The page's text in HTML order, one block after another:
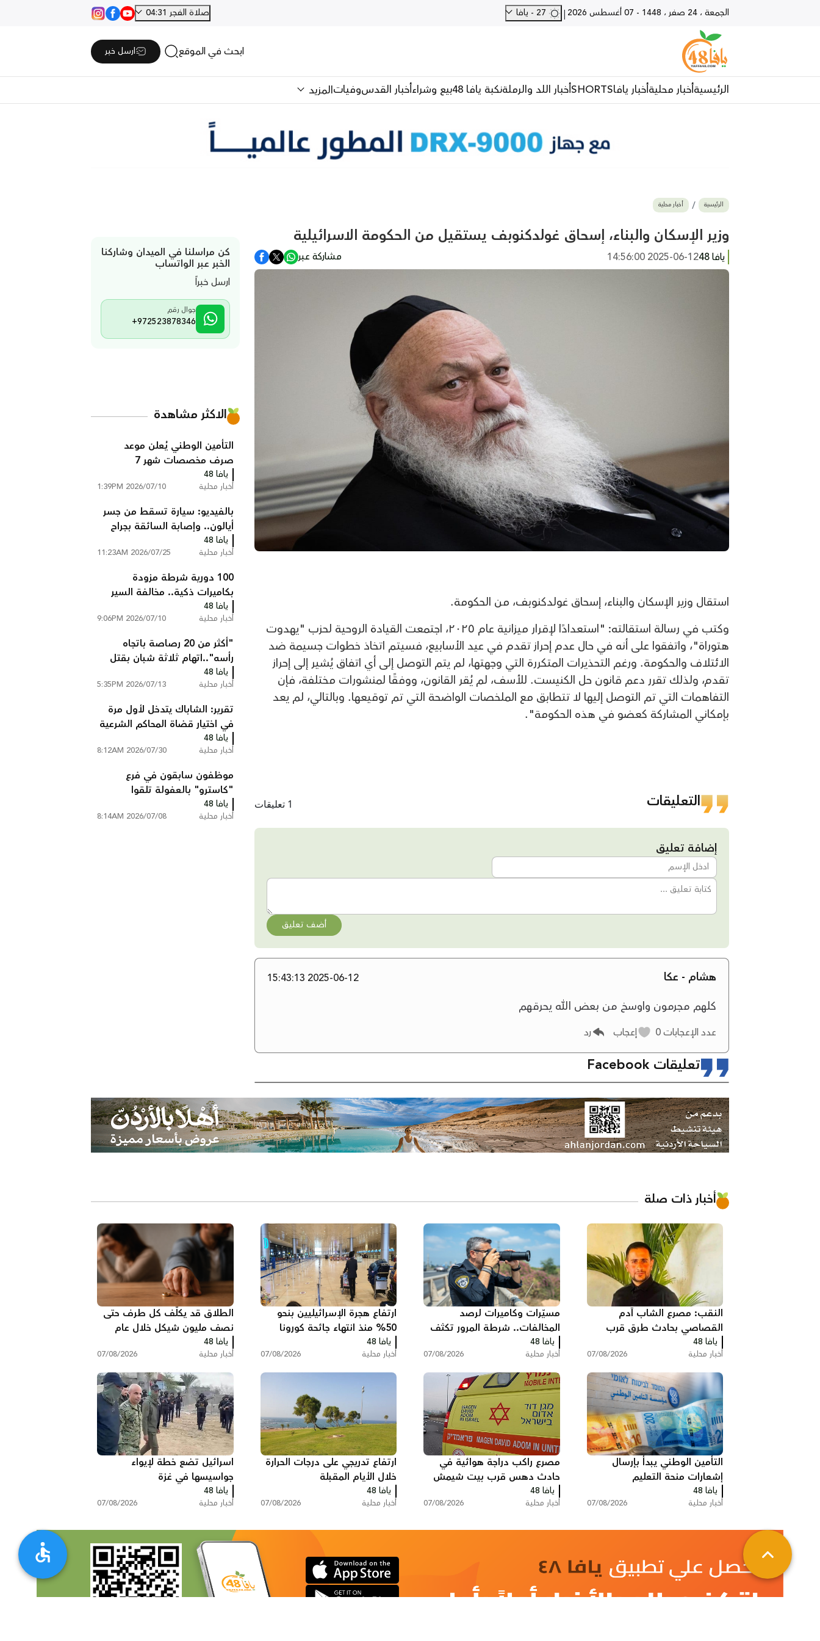
الجمعة ، 24 صفر ، 1448 - 07 أغسطس 2026 | صلاة الفجر 04:31
ابحث في الموقع ارسل خبر
الرئيسيةأخبار محليةأخبار يافاSHORTSأخبار اللد والرملةنكبة يافا 48 بيع وشراءأخبار القدسوفياتالمزيد
الرئيسية أخبار محلية
وزير الإسكان والبناء، إسحاق غولدكنوبف يستقيل من الحكومة الاسرائيلية
يافا 48 2025-06-12 14:56:00 مشاركة عبر
استقال وزير الإسكان والبناء، إسحاق غولدكنوبف، من الحكومة.
وكتب في رسالة استقالته: "استعدادًا لإقرار ميزانية عام ٢٠٢٥، اجتمعت القيادة الروحية لحزب "يهدوت
هتوراة"، واتفقوا على أنه في حال عدم إحراز تقدم في عيد الأسابيع، فسيتم اتخاذ خطوات جسيمة ضد
الائتلاف والحكومة. ورغم التحذيرات المتكررة التي وجهتها، لم يتم التوصل إلى أي اتفاق يُشير إلى إحراز
تقدم، ولذلك تقرر دعم قانون حل الكنيست. للأسف، لم يُقر القانون، ووفقًا لمنشورات مختلفة، فإن
التفاهمات التي تم التوصل إليها لا تتطابق مع الملخصات الواضحة التي تم توقيعها. وبالتالي، لم يعد
بإمكاني المشاركة كعضو في هذه الحكومة".
التعليقات 1 تعليقات
إضافة تعليق
أضف تعليق
هشام - عكا 2025-06-12 15:43:13
كلهم مجرمون واوسخ من بعض الله يحرقهم
عدد الإعجابات إعجاب رد
تعليقات Facebook
كن مراسلنا في الميدان وشاركنا
الخبر عبر الواتساب
ارسل خبراً
جوال رقم
+972523878346
الاكثر مشاهدة
التأمين الوطني يُعلن موعد
صرف مخصصات شهر 7
يافا 48
أخبار محلية 2026/07/10 1:39PM
بالفيديو: سيارة تسقط من جسر
أيالون.. وإصابة السائقة بجراح
خطيرة
يافا 48
أخبار محلية 2026/07/25 11:23AM
100 دورية شرطة مزودة
بكاميرات ذكية.. مخالفة السير
تصلك إلى المنزل دون أن تتوقف
يافا 48
أخبار محلية 2026/07/10 9:06PM
"أكثر من 20 رصاصة باتجاه
رأسه"..اتهام ثلاثة شبان بقتل
عبد السلام ابو عصب من
شعفاط
يافا 48
أخبار محلية 2026/07/13 5:35PM
تقرير: الشاباك يتدخل لأول مرة
في اختيار قضاة المحاكم الشرعية
ويستبعد مرشحين
يافا 48
أخبار محلية 2026/07/30 8:12AM
موظفون سابقون في فرع
"كاسترو" بالعفولة تلقوا
تعليمات بالتحدث بالعبرية فقط
داخل المتجر
يافا 48
أخبار محلية 2026/07/08 8:14AM
أخبار ذات صلة
النقب: مصرع الشاب آدم
القصاصي بحادث طرق قرب
حورة
يافا 48
أخبار محلية 07/08/2026
مسيّرات وكاميرات لرصد
المخالفات.. شرطة المرور تكثف
حملاتها على الطرق
يافا 48
أخبار محلية 07/08/2026
ارتفاع هجرة الإسرائيليين بنحو
50% منذ انتهاء جائحة كورونا
وخسائر ضريبية بمليارات
الشواكل
يافا 48
أخبار محلية 07/08/2026
الطلاق قد يكلّف كل طرف حتى
نصف مليون شيكل خلال عام
واحد في البلاد
يافا 48
أخبار محلية 07/08/2026
التأمين الوطني يبدأ بإرسال
إشعارات منحة التعليم
يافا 48
أخبار محلية 07/08/2026
مصرع راكب دراجة هوائية في
حادث دهس قرب بيت شيمش
يافا 48
أخبار محلية 07/08/2026
ارتفاع تدريجي على درجات الحرارة
خلال الأيام المقبلة
يافا 48
أخبار محلية 07/08/2026
اسرائيل تضع خطة لإيواء
جواسيسها في غزة
يافا 48
أخبار محلية 07/08/2026